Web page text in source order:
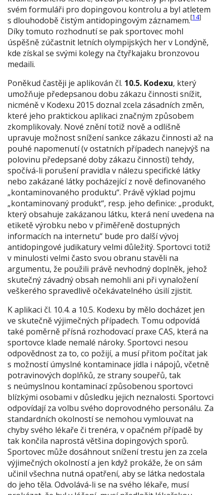
svém formuláři pro dopingovou kontrolu a byl atletem
s dlouhodobě čistým antidopingovým záznamem.[14]
Díky tomuto rozhodnutí se pak sportovec mohl
úspěšně zúčastnit letních olympijských her v Londýně,
kde získal se svými kolegy na čtyřkajaku bronzovou
medaili.
Poněkud častěji je aplikován čl. 10.5. Kodexu, který
umožňuje předepsanou dobu zákazu činnosti snížit,
nicméně v Kodexu 2015 doznal zcela zásadních změn,
které jeho praktickou aplikaci značným způsobem
zkomplikovaly. Nové znění totiž nově a odlišně
upravuje možnost snížení sankce zákazu činnosti až na
pouhé napomenutí (v ostatních případech nanejvýš na
polovinu předepsané doby zákazu činnosti) tehdy,
spočívá-li porušení pravidla v nálezu specifické látky
nebo zakázané látky pocházející z nově definovaného
„kontaminovaného produktu“. Právě výklad pojmu
„kontaminovaný produkt“, resp. jeho definice: „produkt,
který obsahuje zakázanou látku, která není uvedena na
etiketě výrobku nebo v přiměřeně dostupných
informacích na internetu“ bude pro další vývoj
antidopingové judikatury velmi důležitý. Sportovci totiž
v minulosti velmi často svou obranu stavěli na
argumentu, že použili právě nevhodný doplněk, jehož
skutečný závadný obsah nemohli ani při vynaložení
veškerého spravedlivě očekávatelného úsilí zjistit.
K aplikaci čl. 10.4. a 10.5. Kodexu by mělo docházet jen
ve skutečně výjimečných případech. Tomu odpovídá
také poměrně přísná rozhodovací praxe CAS, která na
sportovce klade nemalé nároky. Sportovci nesou
odpovědnost za to, co požijí, a musí přitom počítat jak
s možností úmyslné kontaminace jídla i nápojů, včetně
potravinových doplňků, ze strany soupeřů, tak
s neúmyslnou kontaminací způsobenou sportovci
blízkými osobami v důsledku jejich neznalosti. Sportovci
odpovídají za volbu svého doprovodného personálu. Za
standardních okolností se nemohou vymlouvat na
chyby svého lékaře či trenéra, v opačném případě by
tak končila naprostá většina dopingových sporů.
Sportovec může dosáhnout snížení trestu jen za zcela
výjimečných okolností a jen když prokáže, že on sám
učinil všechna nutná opatření, aby se látka nedostala
do jeho těla. Odvolává-li se na svého lékaře, musí